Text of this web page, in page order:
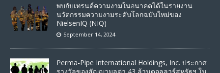
พบกับเทรนด์ความงามในอนาคตได้ในรายงาน
นวัตกรรมความงามระดับโลกฉบับใหม่ของ
NielsenIQ (NIQ)
September 14, 2024
Perma-Pipe International Holdings, Inc. ประกาศ